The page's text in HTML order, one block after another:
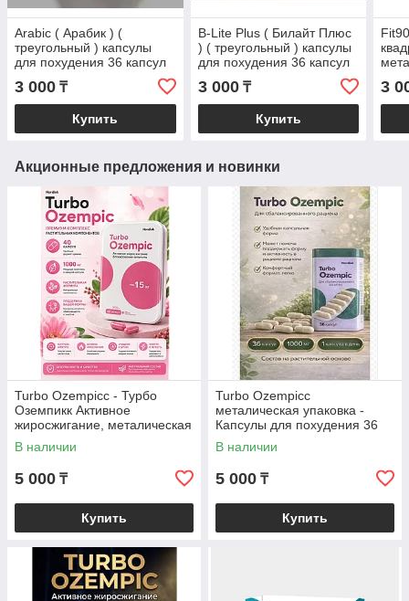
Arabic ( Арабик ) (
треугольный ) капсулы
для похудения 36 капсул
3 000 ₸
Купить
B-Lite Plus ( Билайт Плюс
) ( треугольный ) капсулы
для похудения 36 капсул
3 000₸
Купить
3
Акционные предложения и новинки
Turbo Ozempicc - Турбо
Оземпикк Активное
жиросжигание, металическая
коробка, капсулы для
похудения 40 капсул
В наличии
5 000 ₸
Купить
Turbo Ozempicc
металическая упаковка -
Капсулы для похудения 36
капсул
В наличии
5 000 ₸
Купить